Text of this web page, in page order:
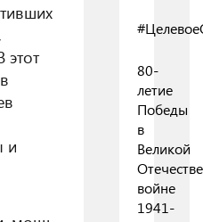
этот
и
80-
летие
Победы
в
Великой
войне
1941-